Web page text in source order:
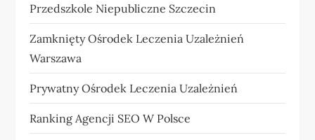
Przedszkole Niepubliczne Szczecin
Zamknięty Ośrodek Leczenia Uzależnień
Warszawa
Prywatny Ośrodek Leczenia Uzależnień
Ranking Agencji SEO W Polsce